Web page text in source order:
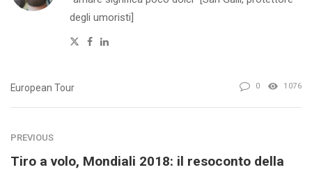
degli umoristi]
Twitter
Facebook
Linkedin
European Tour 0 1076
PREVIOUS
Tiro a volo, Mondiali 2018: il resoconto della